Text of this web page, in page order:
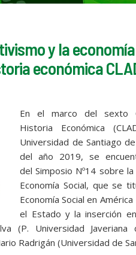
y la
económica
En el marco del sexto
Historia Económica
Universidad de Santiago
del año 2019, se
del Simposio Nº14 sobre
Economía Social, que se
Economía Social en
el Estado y la inserción
(P. Universidad Javeriana
Radrigán (Universidad de